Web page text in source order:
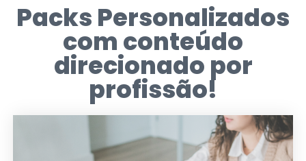
Packs Personalizados
com conteúdo
direcionado por
profissão!